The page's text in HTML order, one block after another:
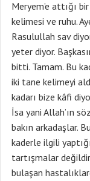
Meryem’e attığı
kelimesi ve ruhu.
Rasulullah sav
yeter diyor.
bitti. Tamam. Bu
iki tane kelimeyi
kadarı bize kâfi
İsa yani Allah’ın
bakın arkadaşlar.
kaderle ilgili
tartışmalar
bulaşan